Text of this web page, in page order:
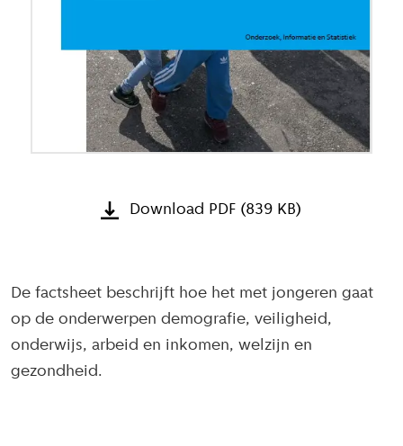
Download PDF (839 KB)
De factsheet beschrijft hoe het met jongeren gaat
op de onderwerpen demografie, veiligheid,
onderwijs, arbeid en inkomen, welzijn en
gezondheid.